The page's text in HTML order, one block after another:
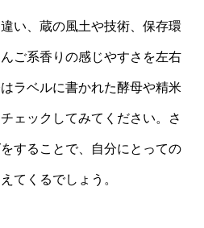
い、蔵の風土や技術、保存環
ご系香りの感じやすさを左右
ラベルに書かれた酵母や精米
ェックしてみてください。さ
することで、自分にとっての
てくるでしょう。